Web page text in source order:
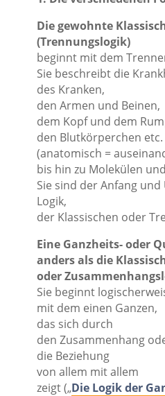
Die gewohnte
(Trennungslogik)
beginnt mit dem
Sie beschreibt die
des Kranken,
den Armen und Beinen,
dem Kopf und dem
den Blutkörperchen etc.
(anatomisch =
bis hin zu Molekülen
Sie sind der Anfang
Logik,
der Klassischen oder
Eine Ganzheits- oder
anders als die
oder
Sie beginnt
mit dem einen Ganzen,
das sich durch
den Zusammenhang
die Beziehung
von allem mit allem
zeigt („Die Logik der